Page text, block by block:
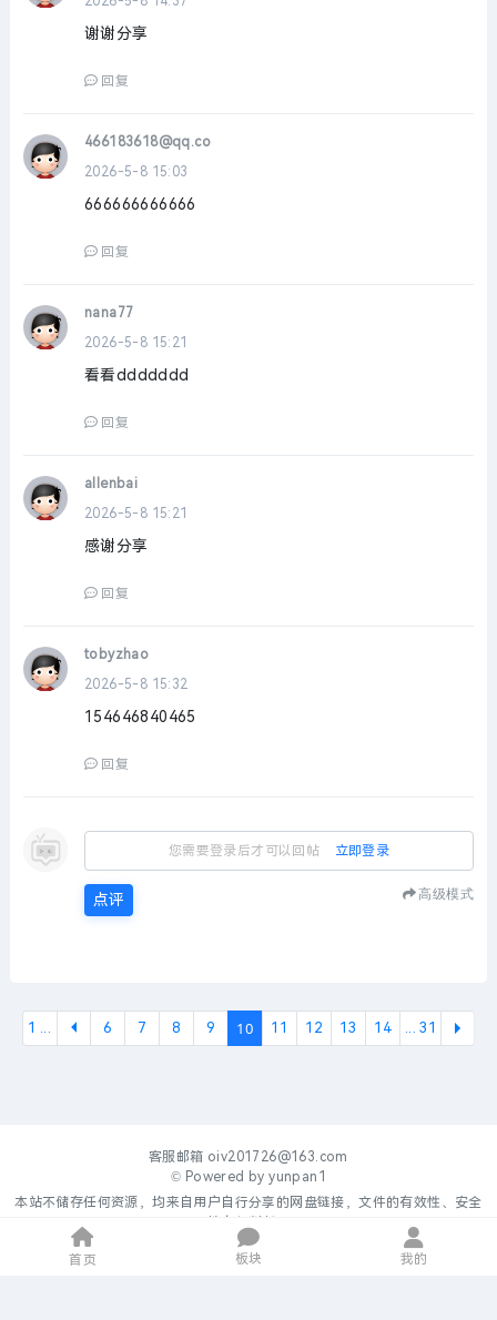
谢谢分享
回复
466183618@qq.co
2026-5-8 15:03
666666666666
回复
nana77
2026-5-8 15:21
看看ddddddd
回复
allenbai
2026-5-8 15:21
感谢分享
回复
tobyzhao
2026-5-8 15:32
154646840465
回复
您需要登录后才可以回帖 立即登录
点评 高级模式
1 ... 6 7 8 9 10 11 12 13 14 ... 31
首页 板块 我的
客服邮箱 oiv201726@163.com
© Powered byyunpan1
本站不储存任何资源，均来自用户自行分享的网盘链接，文件的有效性、安全